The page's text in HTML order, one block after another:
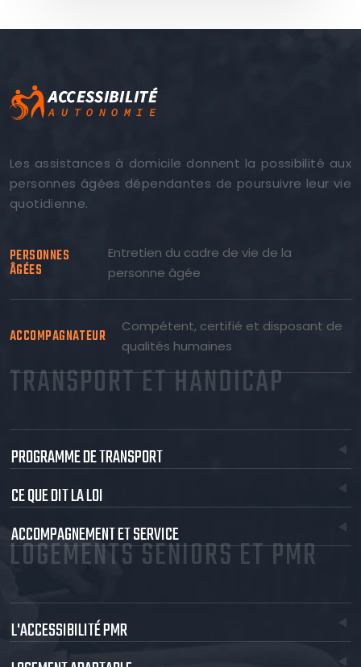
Les assistances à domicile donnent la possibilité aux
personnes âgées dépendantes de poursuivre leur vie
quotidienne.
PERSONNES
ÂGÉES
Entretien du cadre de vie de la
personne âgée
ACCOMPAGNATEUR
Compétent, certifié et disposant de
qualités humaines
TRANSPORT ET HANDICAP
PROGRAMME DE TRANSPORT
CE QUE DIT LA LOI
ACCOMPAGNEMENT ET SERVICE
LOGEMENTS SENIORS ET PMR
L'ACCESSIBILITÉ PMR